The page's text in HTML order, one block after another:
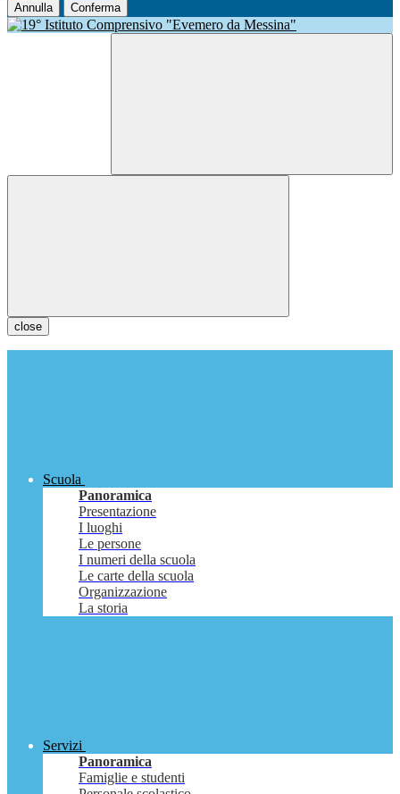
Annulla Conferma
close
Scuola
Panoramica
Presentazione
I luoghi
Le persone
I numeri della scuola
Le carte della scuola
Organizzazione
La storia
Servizi
Panoramica
Famiglie e studenti